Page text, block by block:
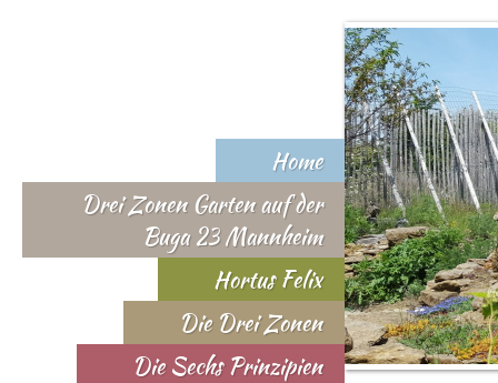
Home
Drei Zonen Garten auf der
Buga 23 Mannheim
Hortus Felix
Die Drei Zonen
Die Sechs Prinzipien